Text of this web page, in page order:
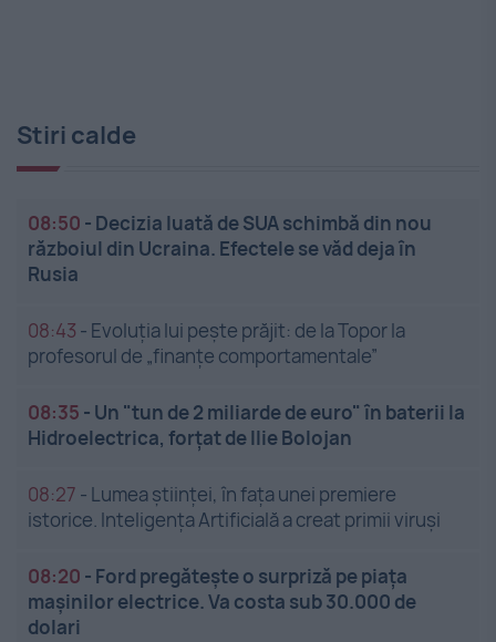
Stiri calde
08:50 - Decizia luată de SUA schimbă din nou
războiul din Ucraina. Efectele se văd deja în
Rusia
08:43 - Evoluția lui pește prăjit: de la Topor la
profesorul de „finanțe comportamentale”
08:35 - Un "tun de 2 miliarde de euro" în baterii la
Hidroelectrica, forțat de Ilie Bolojan
08:27 - Lumea științei, în fața unei premiere
istorice. Inteligența Artificială a creat primii viruși
08:20 - Ford pregătește o surpriză pe piața
mașinilor electrice. Va costa sub 30.000 de
dolari